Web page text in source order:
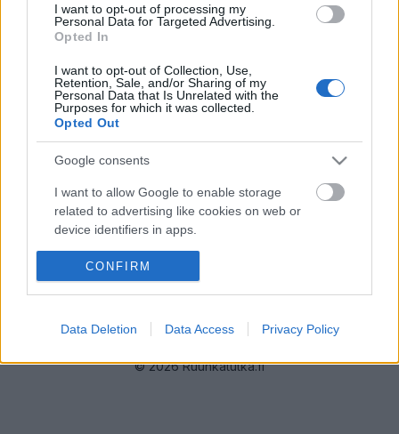
I want to opt-out of processing my
Personal Data for Targeted Advertising.
Opted In
I want to opt-out of Collection, Use,
Retention, Sale, and/or Sharing of my
Personal Data that Is Unrelated with the
Purposes for which it was collected.
Opted Out
Google consents
I want to allow Google to enable storage
related to advertising like cookies on web or
device identifiers in apps.
I want to allow my user data to be sent to
Google for online advertising purposes.
I want to allow Google to send me
personalized advertising.
CONFIRM
Data Deletion Data Access Privacy Policy
Espoo, Hiidenkallio
Tiedot päivitetty 09.08.2026 15:34
Kehä II on Espoossa kulkeva kehätie, joka yhdistää Länsiväylän
ja Turunväylän.
Tällä sivulla näet millä tieosuuksilla Kehä II, Seututie 102 liikenne
sujuu normaalisti ja missä kannattaa harkita vaihtoehtoista reittiä.
© 2026 Ruuhkatutka.fi